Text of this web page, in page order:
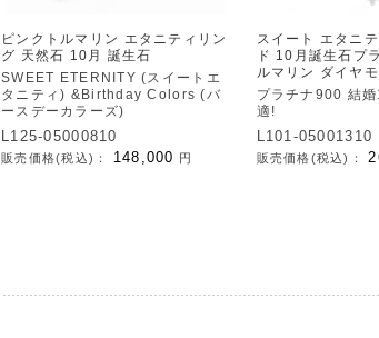
ピンクトルマリン エタニティリン
グ 天然石 10月 誕生石
SWEET ETERNITY (スイートエ
タニティ) &Birthday Colors (バ
ースデーカラーズ)
L125-05000810
販売価格(税込)： 148,000 円
スイート エタニ
ド 10月誕生石プ
ルマリン ダイヤ
プラチナ900 結
適!
L101-05001310
販売価格(税込)：